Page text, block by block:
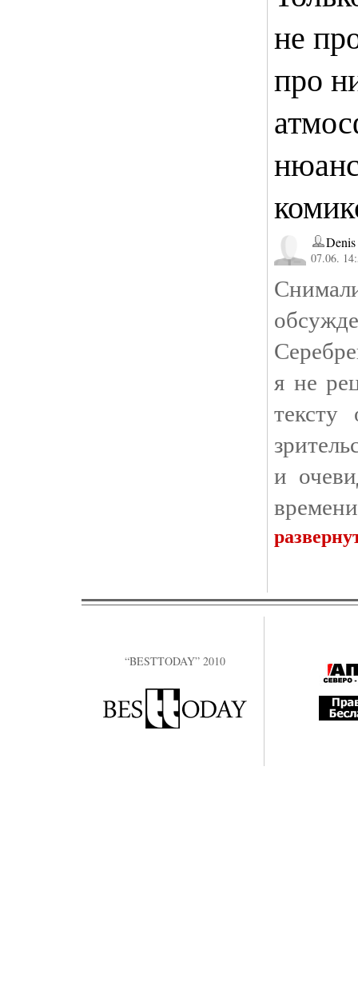
не
про
07.06.
я не
и
“BESTTODAY” 2010